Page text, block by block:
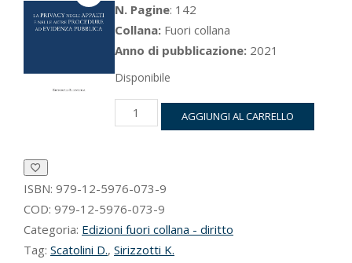
originale
era:
€12.00.
attuale
è:
€11.40.
N. Pagine: 142
Collana: Fuori collana
Anno di pubblicazione: 2021
Disponibile
privacy
nelle
altre
ad
evidenza
AGGIUNGI AL CARRELLO
ISBN: 979-12-5976-073-9
COD: 979-12-5976-073-9
Categoria: Edizioni fuori collana - diritto
Tag: Scatolini D., Sirizzotti K.